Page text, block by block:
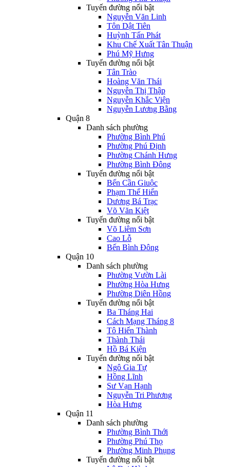
Tuyến đường nổi bật
Nguyễn Văn Linh
Tôn Dật Tiên
Huỳnh Tấn Phát
Khu Chế Xuất Tân Thuận
Phú Mỹ Hưng
Tuyến đường nổi bật
Tân Trào
Hoàng Văn Thái
Nguyễn Thị Thập
Nguyễn Khắc Viện
Nguyễn Lương Bằng
Quận 8
Danh sách phường
Phường Bình Phú
Phường Phú Định
Phường Chánh Hưng
Phường Bình Đông
Tuyến đường nổi bật
Bến Cần Giuộc
Phạm Thế Hiển
Dương Bá Trạc
Võ Văn Kiệt
Tuyến đường nổi bật
Võ Liêm Sơn
Cao Lỗ
Bến Bình Đông
Quận 10
Danh sách phường
Phường Vườn Lài
Phường Hòa Hưng
Phường Diên Hồng
Tuyến đường nổi bật
Ba Tháng Hai
Cách Mạng Tháng 8
Tô Hiến Thành
Thành Thái
Hồ Bá Kiện
Tuyến đường nổi bật
Ngô Gia Tự
Hồng Lĩnh
Sư Vạn Hạnh
Nguyễn Tri Phương
Hòa Hưng
Quận 11
Danh sách phường
Phường Bình Thới
Phường Phú Thọ
Phường Minh Phụng
Tuyến đường nổi bật